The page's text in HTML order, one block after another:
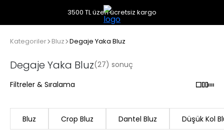
3500 TL üzeri ücretsiz kargo
Kategoriler Bluz Degaje Yaka Bluz
Degaje Yaka Bluz(27) sonuç
Filtreler & Sıralama
Bluz Crop Bluz Dantel Bluz Düşük Kol